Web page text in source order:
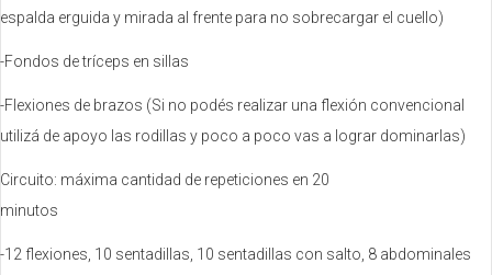
espalda erguida y mirada al frente para no sobrecargar el cuello)
-Fondos de tríceps en sillas
-Flexiones de brazos (Si no podés realizar una flexión convencional
utilizá de apoyo las rodillas y poco a poco vas a lograr dominarlas)
Circuito: máxima cantidad de repeticiones en 20
minutos
-12 flexiones, 10 sentadillas, 10 sentadillas con salto, 8 abdominales